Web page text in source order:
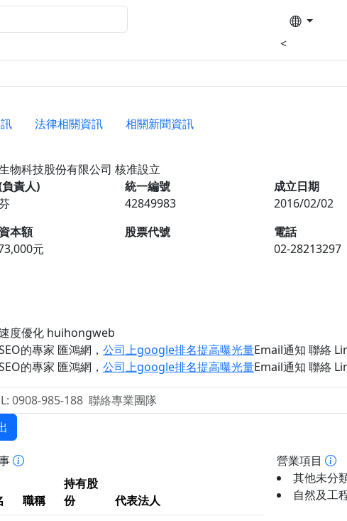
<
法律相關資訊
相關新聞資訊
物科技股份有限公司 核准設立
責人)
統一編號
42849983
成立日期
2016/02/02
本額
元
股票代號
電話
02-28213297
度優化 huihongweb
的專家 匯鴻網 ， 公司上google排名提高曝光量Email通知 聯絡
的專家 匯鴻網 ， 公司上google排名提高曝光量Email通知 聯絡
職稱
持有股
份
代表法人
營業項目
其他未分
自然及工